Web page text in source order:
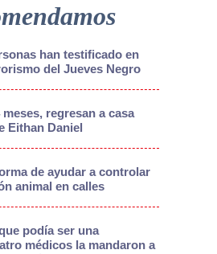
han testificado en
del Jueves Negro
meses, regresan a casa
Eithan Daniel
de ayudar a controlar
animal en calles
podía ser una
médicos la mandaron a